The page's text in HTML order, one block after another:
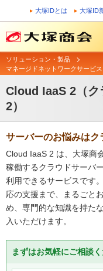
大塚IDとは 大塚ID
ソリューション・製品
マネージドネットワークサービス
Cloud IaaS 2（ク
2）
サーバーのお悩みはク
Cloud IaaS 2 は、大塚商
稼働するクラウドサーバ
利用できるサービスです
応の支援まで、まるごと
め、専門的な知識を持た
入いただけます。
まずはお気軽にご相談く